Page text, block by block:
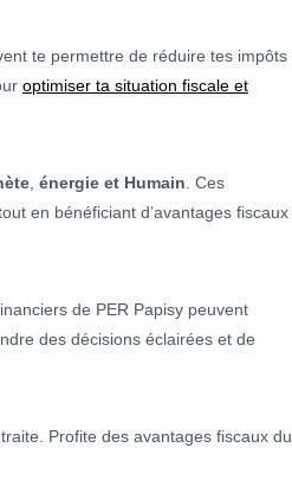
te permettre de réduire tes impôts
optimiser ta situation fiscale et
, énergie et Humain. Ces
en bénéficiant d’avantages fiscaux
de PER Papisy peuvent
des décisions éclairées et de
Profite des avantages fiscaux du